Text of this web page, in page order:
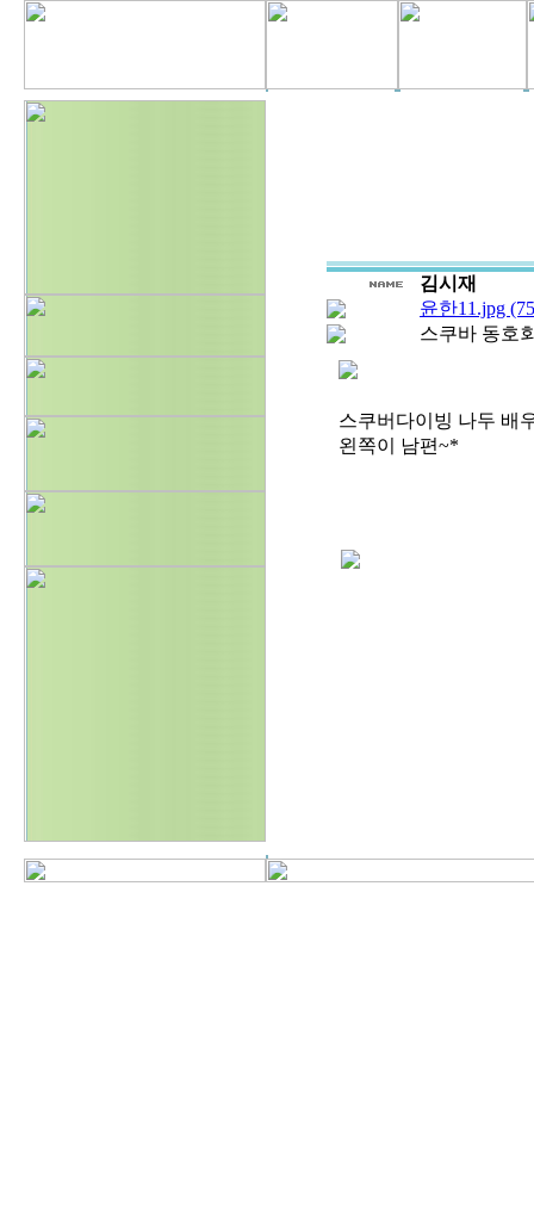
김시재
윤한11.jpg
스쿠바 동호
스쿠버다이빙 나두 배
왼쪽이 남편~*